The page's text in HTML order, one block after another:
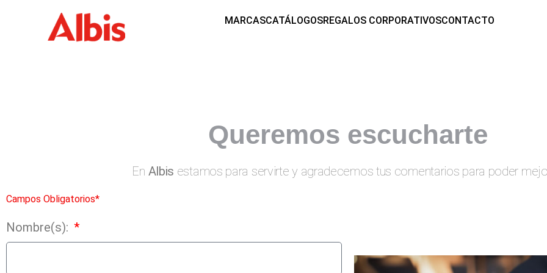
MARCASCATÁLOGOSREGALOS CORPORATIVOSCONTACTO
Queremos escucharte
En Albis estamos para servirte y agradecemos tus comentarios para poder
Campos Obligatorios*
Nombre(s):